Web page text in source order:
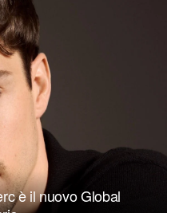
è il nuovo Global